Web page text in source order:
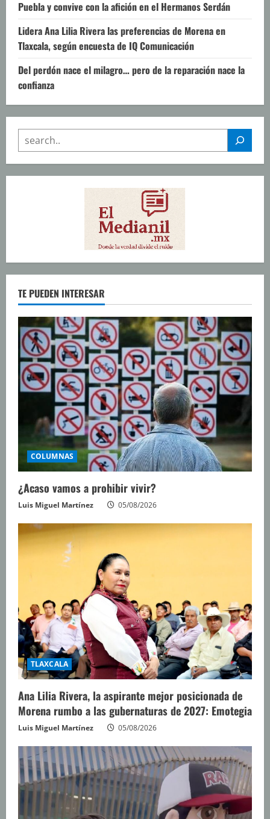
Puebla y convive con la afición en el Hermanos Serdán
Lidera Ana Lilia Rivera las preferencias de Morena en
Tlaxcala, según encuesta de IQ Comunicación
Del perdón nace el milagro… pero de la reparación nace la
confianza
SEARCH
TE PUEDEN INTERESAR
COLUMNAS
¿Acaso vamos a prohibir vivir?
Luis Miguel Martínez 05/08/2026
TLAXCALA
Ana Lilia Rivera, la aspirante mejor posicionada de
Morena rumbo a las gubernaturas de 2027: Emotegia
Luis Miguel Martínez 05/08/2026